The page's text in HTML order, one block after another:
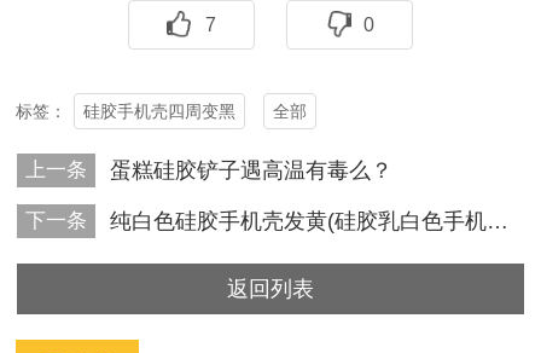
7 0
标签： 硅胶手机壳四周变黑 全部
上一条 蛋糕硅胶铲子遇高温有毒么？
下一条 纯白色硅胶手机壳发黄(硅胶乳白色手机壳发黄怎么办？)
返回列表